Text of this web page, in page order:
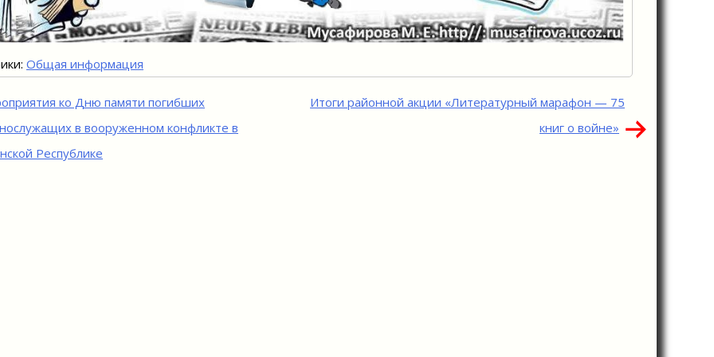
Общая информация
ко Дню памяти погибших
в вооруженном конфликте в
Республике
Итоги районной акции «Литературный марафон — 75
книг о войне»